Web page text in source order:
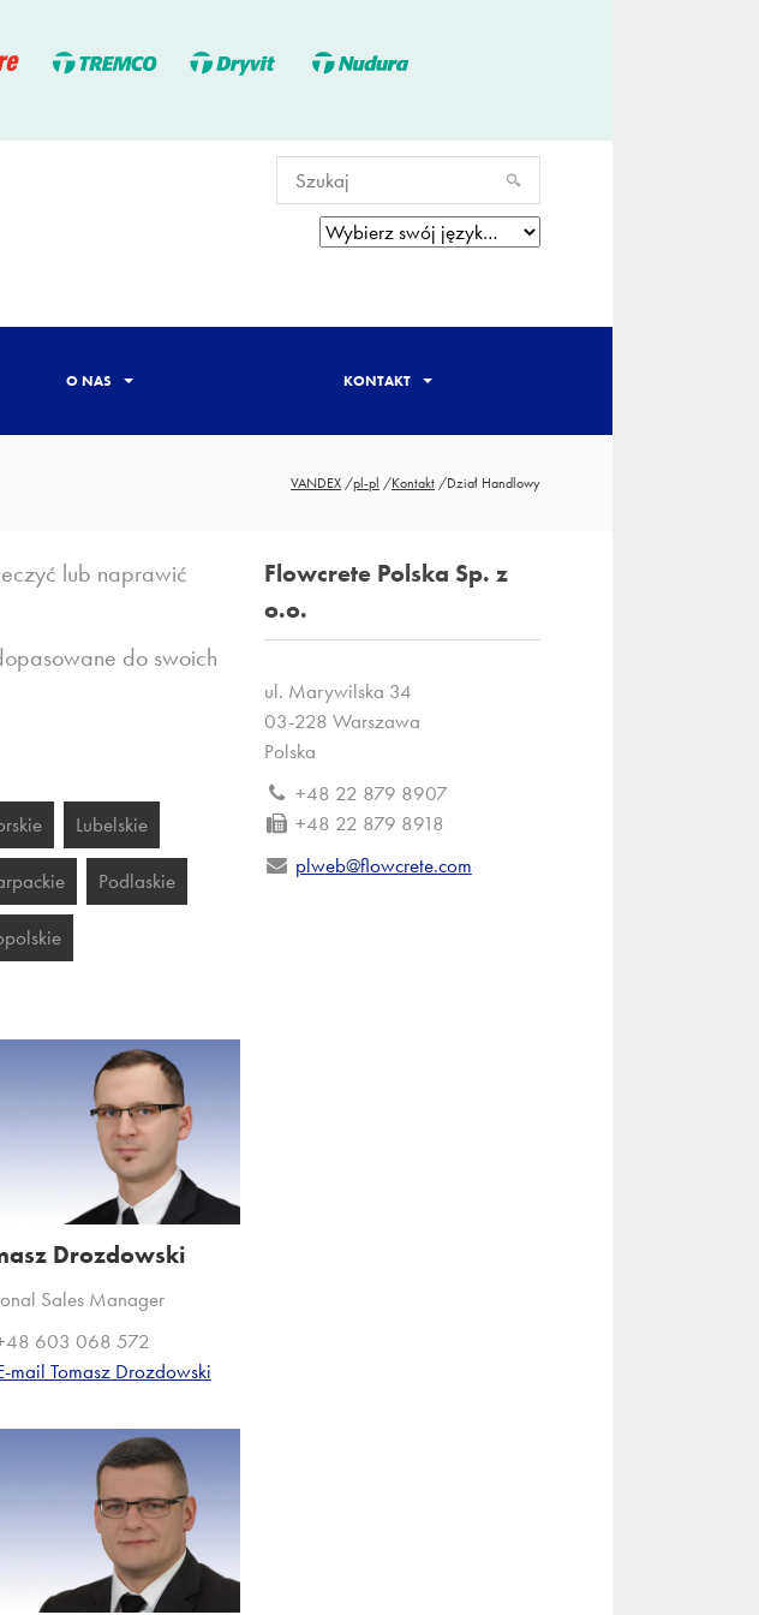
O NAS KONTAKT
VANDEX/pl-pl /Kontakt/Dział Handlowy
lub naprawić
do swoich
Lubelskie
Podlaskie
Drozdowski
Sales Manager
603 068 572
mail Tomasz Drozdowski
Flowcrete Polska Sp. z
o.o.
ul. Marywilska 34
03-228 Warszawa
Polska
+48 22 879 8907
+48 22 879 8918
plweb@flowcrete.com